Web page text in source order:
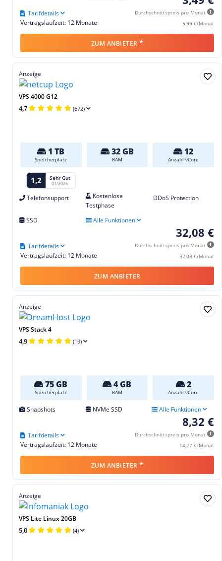
Durchschnittspreis pro Monat
5,99 €/Monat
Vertragslaufzeit: 12 Monate
Tarifdetails
ZUM ANBIETER *
Anzeige
VPS 4000 G12
4,7 (672)
1 TB
Speicherplatz
32 GB
RAM
12
Anzahl vCore
1,2 Sehr Gut
01/2026
Telefonsupport
Kostenlose
Testphase
DDoS Protection
SSD Alle Funktionen
32,08 €
Durchschnittspreis pro Monat
32,08 €/Monat
Vertragslaufzeit: 12 Monate
Tarifdetails
ZUM ANBIETER
Anzeige
VPS Stack 4
4,9 (19)
75 GB
Speicherplatz
4 GB
RAM
2
Anzahl vCore
Snapshots NVMe SSD Alle Funktionen
8,32 €
Durchschnittspreis pro Monat
14,27 €/Monat
Vertragslaufzeit: 12 Monate
Tarifdetails
ZUM ANBIETER *
Anzeige
VPS Lite Linux 20GB
5,0 (4)